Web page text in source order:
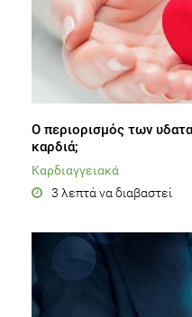
Ο περιορισμός των
καρδιά;
Καρδιαγγειακά
3 λεπτά να διαβαστεί